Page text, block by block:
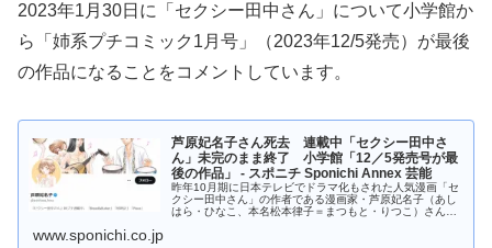
2023年1月30日に「セクシー田中さん」について小学館か
ら「姉系プチコミック1月号」（2023年12/5発売）が最後
の作品になることをコメントしています。
芦原妃名子さん死去 連載中「セクシー田中さ
ん」未完のまま終了 小学館「12／5発売号が最
後の作品」 - スポニチ Sponichi Annex 芸能
昨年10月期に日本テレビでドラマ化もされた人気漫画「セ
クシー田中さん」の作者である漫画家・芦原妃名子（あし
はら・ひなこ、本名松本律子＝まつもと・りつこ）さん…
www.sponichi.co.jp